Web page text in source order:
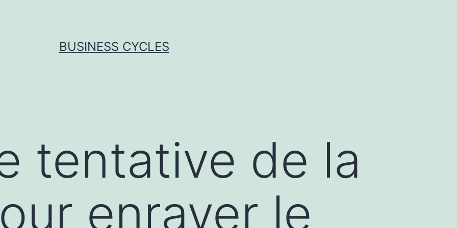
BUSINESS CYCLES
tentative de la
enrayer le